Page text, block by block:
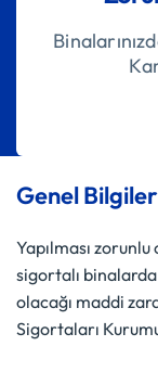
Genel Bilgiler
Yapılması
sigortalı
olacağı maddi
Sigortaları